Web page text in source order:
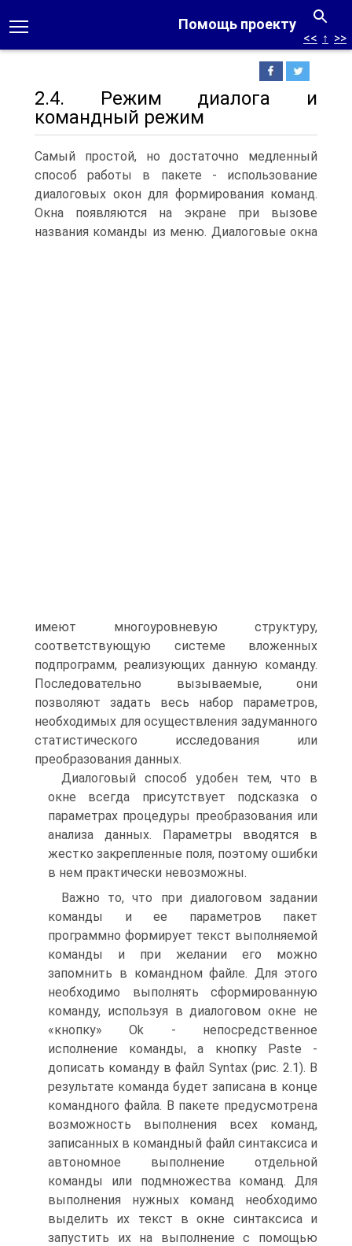
Помощь проекту
<< ↑ >>
2.4. Режим диалога и
командный режим
Самый простой, но достаточно медленный
способ работы в пакете - использование
диалоговых окон для формирования команд.
Окна появляются на экране при вызове
названия команды из меню. Диалоговые окна
имеют многоуровневую структуру,
соответствующую системе вложенных
подпрограмм, реализующих данную команду.
Последовательно вызываемые, они
позволяют задать весь набор параметров,
необходимых для осуществления задуманного
статистического исследования или
преобразования данных.
Диалоговый способ удобен тем, что в
окне всегда присутствует подсказка о
параметрах процедуры преобразования или
анализа данных. Параметры вводятся в
жестко закрепленные поля, поэтому ошибки
в нем практически невозможны.
Важно то, что при диалоговом задании
команды и ее параметров пакет
программно формирует текст выполняемой
команды и при желании его можно
запомнить в командном файле. Для этого
необходимо выполнять сформированную
команду, используя в диалоговом окне не
«кнопку» Ok - непосредственное
исполнение команды, а кнопку Paste -
дописать команду в файл Syntax (рис. 2.1). В
результате команда будет записана в конце
командного файла. В пакете предусмотрена
возможность выполнения всех команд,
записанных в командный файл синтаксиса и
автономное выполнение отдельной
команды или подмножества команд. Для
выполнения нужных команд необходимо
выделить их текст в окне синтаксиса и
запустить их на выполнение с помощью